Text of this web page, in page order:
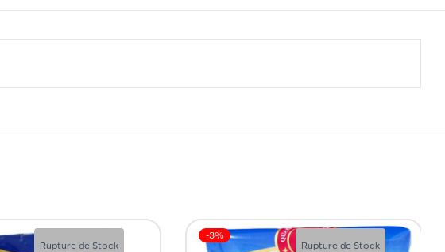
Rupture de Stock
-3%
Rupture de Stock